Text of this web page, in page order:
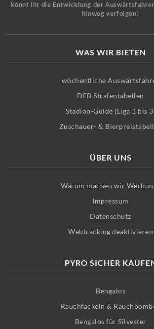
könnt ihr die Entwicklung der
hinweg verfolgen!
WAS WIR BIETEN
wöchentliche
DFB Strafentabellen
Stadion-Guide (Liga 1 bis
Zuschauer- &
ÜBER UNS
Warum machen wir
Impressum
Datenschutz
Webtracking deaktivieren
PYRO SICHER
Bengalos
Rauchfackeln &
Bengalos für Silvester